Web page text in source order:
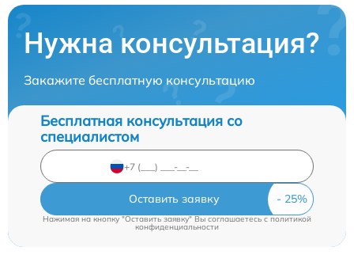
Нужна консультация?
Закажите бесплатную консультацию
Бесплатная консультация со
специалистом
Оставить заявку
Нажимая на кнопку "Оставить заявку" Вы соглашаетесь c политикой
конфиденциальности